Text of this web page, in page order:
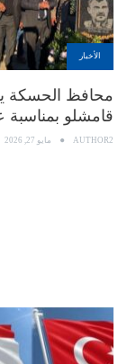
الأخبار
محافظ الحسكة
قامشلو بمناسبة
AUTHOR2 مايو 27, 2026